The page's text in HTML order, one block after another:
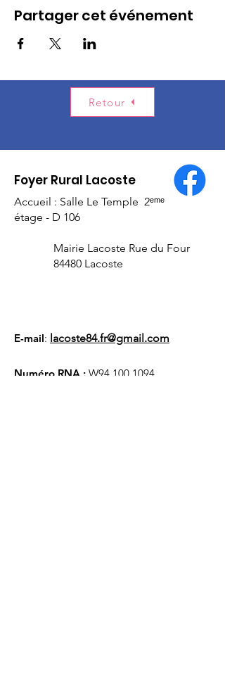
Partager cet événement
Retour
Foyer Rural Lacoste
Accueil : Salle Le Temple 2ᵉᵐᵉ
étage - D 106
Mairie Lacoste Rue du Four
84480 Lacoste
E-mail: lacoste84.fr@gmail.com
Numéro RNA : W94 100 1094